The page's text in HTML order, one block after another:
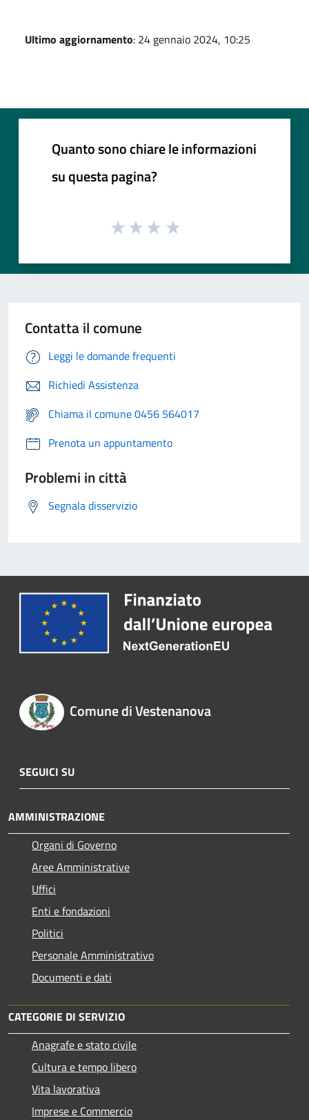
Ultimo aggiornamento: 24 gennaio 2024, 10:25
Quanto sono chiare le informazioni
su questa pagina?
Contatta il comune
Leggi le domande frequenti
Richiedi Assistenza
Chiama il comune 0456 564017
Prenota un appuntamento
Problemi in città
Segnala disservizio
Comune di Vestenanova
SEGUICI SU
AMMINISTRAZIONE
Organi di Governo
Aree Amministrative
Uffici
Enti e fondazioni
Politici
Personale Amministrativo
Documenti e dati
CATEGORIE DI SERVIZIO
Anagrafe e stato civile
Cultura e tempo libero
Vita lavorativa
Imprese e Commercio